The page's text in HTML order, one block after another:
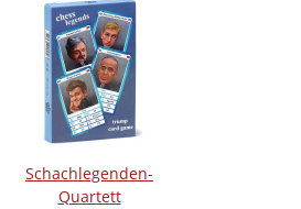
Schachlegenden-
Quartett